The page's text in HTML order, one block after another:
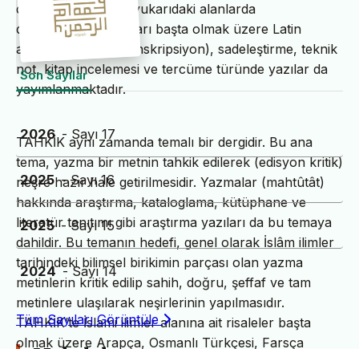
dâhildir. TAHKİK’te yukarıdaki alanlarda
değerlendirme yazıları başta olmak üzere Latin
alfabesine nakil (transkripsiyon), sadeleştirme, teknik
not, kitap incelemesi ve tercüme türünde yazılar da
yayımlanmaktadır.
TAHKİK aynı zamanda temalı bir dergidir. Bu ana
tema, yazma bir metnin tahkik edilerek (edisyon kritik)
neşre hazır hale getirilmesidir. Yazmalar (mahtûtât)
hakkında araştırma, kataloglama, kütüphane ve
literatür tanıtımı gibi araştırma yazıları da bu temaya
dahildir. Bu temanın hedefi, genel olarak İslâm ilimler
tarihindeki bilimsel birikimin parçası olan yazma
metinlerin kritik edilip sahih, doğru, şeffaf ve tam
metinlere ulaşılarak neşirlerinin yapılmasıdır.
TAHKİK’te İslami ilimler alanına ait risaleler başta
olmak üzere Arapça, Osmanlı Türkçesi, Farsça
Son Sayılar
2026 - Sayı 17
2025 - Sayı 16
2025 - Sayı 15
2024 - Sayı 14
Tüm Sayıları Görüntüle